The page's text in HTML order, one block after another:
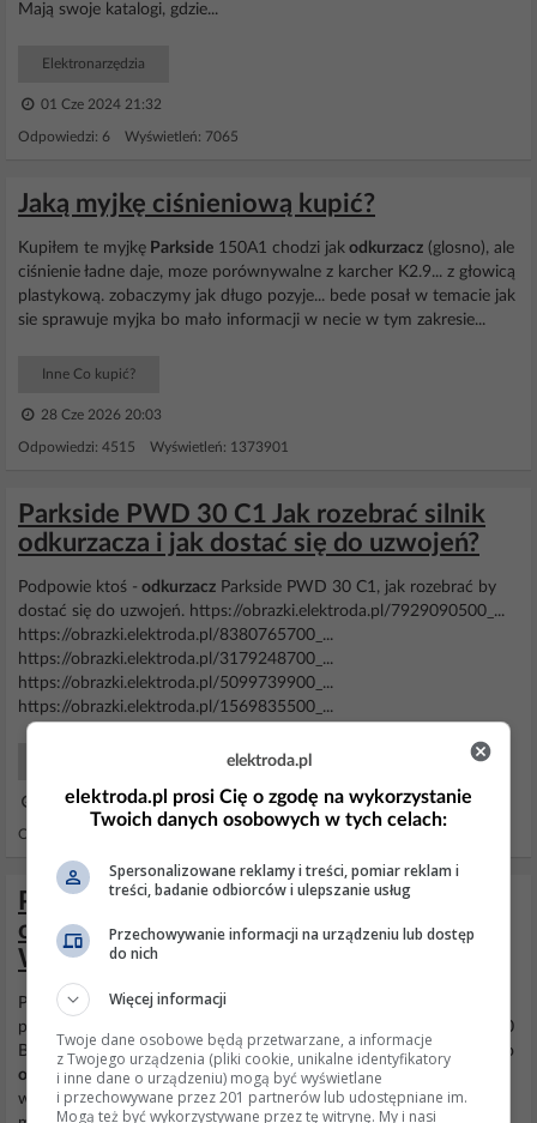
Mają swoje katalogi, gdzie...
Elektronarzędzia
01 Cze 2024 21:32
Odpowiedzi: 6 Wyświetleń: 7065
Jaką myjkę ciśnieniową kupić?
Kupiłem te myjkę Parkside 150A1 chodzi jak odkurzacz (glosno), ale
ciśnienie ładne daje, moze porównywalne z karcher K2.9... z głowicą
plastykową. zobaczymy jak długo pozyje... bede posał w temacie jak
sie sprawuje myjka bo mało informacji w necie w tym zakresie...
Inne Co kupić?
28 Cze 2026 20:03
Odpowiedzi: 4515 Wyświetleń: 1373901
Parkside PWD 30 C1 Jak rozebrać silnik
odkurzacza i jak dostać się do uzwojeń?
Podpowie ktoś - odkurzacz Parkside PWD 30 C1, jak rozebrać by
dostać się do uzwojeń. https://obrazki.elektroda.pl/7929090500_...
https://obrazki.elektroda.pl/8380765700_...
https://obrazki.elektroda.pl/3179248700_...
https://obrazki.elektroda.pl/5099739900_...
https://obrazki.elektroda.pl/1569835500_...
15 Mar 2026 18:38
Odpowiedzi: 16 Wyświetleń: 744
Parkside PWD 30 B1 – brak regulacji
obrotów po adaptacji płytki do Karcher
WD3
Post bez spiny, proszę. Jestem amatorem. Mam zapytanie:
posiadam takową płytkę sterującą od
Parkside PWD 30
B1, którą zaadaptowałem wraz z gniazdkiem i regulacją obrotów do
odkurzaczaKarcher WD3. Po poskładaniu wszystkiego działało
wszystko przez 10 minut. Nagleodkurzaczzaczął dzialac tylko na
elektroda.pl
elektroda.pl prosi Cię o zgodę na wykorzystanie
Twoich danych osobowych w tych celach:
Spersonalizowane reklamy i treści, pomiar reklam i
treści, badanie odbiorców i ulepszanie usług
Przechowywanie informacji na urządzeniu lub dostęp
do nich
Więcej informacji
Twoje dane osobowe będą przetwarzane, a informacje
z Twojego urządzenia (pliki cookie, unikalne identyfikatory
i inne dane o urządzeniu) mogą być wyświetlane
i przechowywane przez 201 partnerów lub udostępniane im.
Mogą też być wykorzystywane przez tę witrynę. My i nasi